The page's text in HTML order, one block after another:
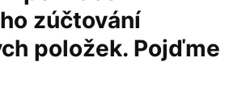
zúčtování
položek. Pojďme